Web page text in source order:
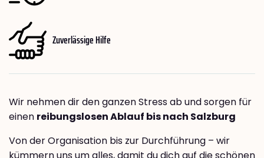
Zuverlässige Hilfe
Wir nehmen dir den ganzen Stress ab und sorgen für
einen reibungslosen Ablauf bis nach Salzburg
Von der Organisation bis zur Durchführung – wir